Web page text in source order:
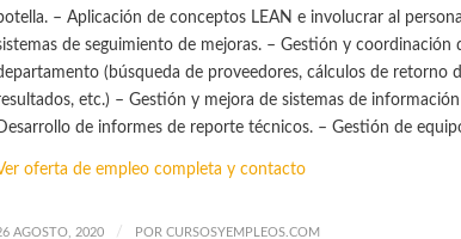
– Aplicación de conceptos LEAN e involucrar al
de seguimiento de mejoras. – Gestión y coordinación
(búsqueda de proveedores, cálculos de retorno
etc.) – Gestión y mejora de sistemas de
Desarrollo de informes de reporte técnicos. – Gestión de
oferta de empleo completa y contacto
AGOSTO, 2020 / POR CURSOSYEMPLEOS.COM